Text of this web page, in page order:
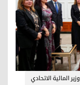
وزير المالية الاتحادي